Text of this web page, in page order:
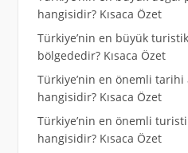
hangisidir? Kısaca Özet
Türkiye’nin en büyük
bölgededir? Kısaca Özet
Türkiye’nin en önemli
hangisidir? Kısaca Özet
Türkiye’nin en önemli
hangisidir? Kısaca Özet